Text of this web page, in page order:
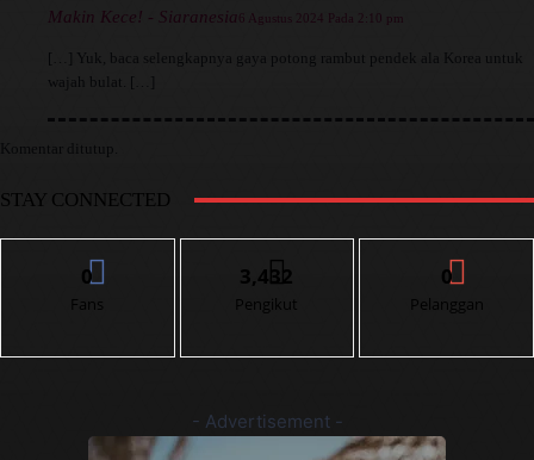
Makin Kece! - Siaranesia 6 Agustus 2024 Pada 2:10 pm
[…] Yuk, baca selengkapnya gaya potong rambut pendek ala Korea untuk
wajah bulat. […]
Komentar ditutup.
STAY CONNECTED
0
Fans
3,432
Pengikut
0
Pelanggan
- Advertisement -